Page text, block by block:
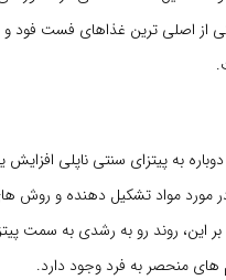
از اصلی ترین غذاهای فست فود
به پیتزای سنتی ناپلی افزایش
مورد مواد تشکیل دهنده و روش
روند رو به رشدی به سمت
منحصر به فرد وجود دارد.